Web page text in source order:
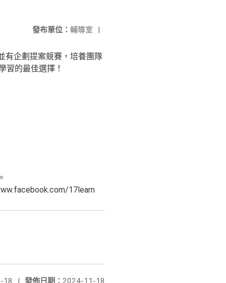
發布單位： 輔導室 |
有企劃提案競賽，培養團隊
習的最佳選擇！
17learn
發佈日期： 2024-11-18
18 |